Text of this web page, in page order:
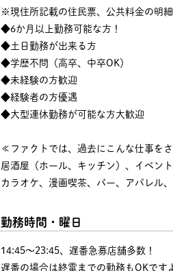
※現住所記載の住民票、公共料金の明
◆6か月以上勤務可能な方！
◆土日勤務が出来る方
◆学歴不問（高卒、中卒OK）
◆未経験の方歓迎
◆経験者の方優遇
◆大型連休勤務が可能な方大歓迎
≪ファクトでは、過去にこんな仕事を
居酒屋（ホール、キッチン）、イベン
カラオケ、漫画喫茶、バー、アパレル
勤務時間・曜日
14:45〜23:45、遅番急募店舗多数！
遅番の場合は終電までの勤務もOKです